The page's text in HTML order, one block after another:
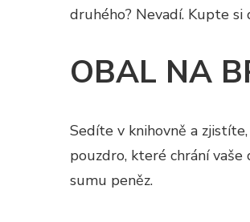
druhého? Nevadí. Kupte si
OBAL NA
Sedíte v knihovně a
pouzdro, které chrání
sumu peněz.